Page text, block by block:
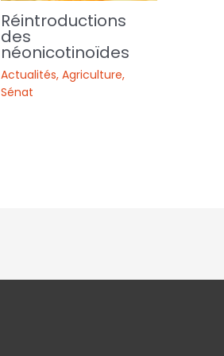
Réintroductions
des
néonicotinoïdes
Actualités,Agriculture,
Sénat